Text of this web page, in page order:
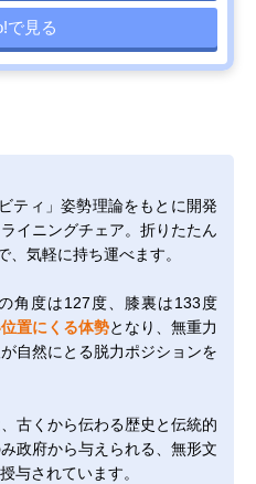
で見る
ティ」姿勢理論をもとに開発
イニングチェア。折りたたん
、気軽に持ち運べます。
角度は127度、膝裏は133度
置にくる体勢となり、無重力
自然にとる脱力ポジションを
古くから伝わる歴史と伝統的
政府から与えられる、無形文
与されています。